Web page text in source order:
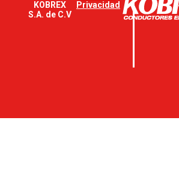
KOBREX
S.A. de C.V
Privacidad